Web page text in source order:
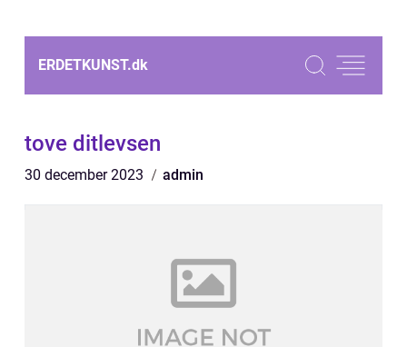
ERDETKUNST.dk
tove ditlevsen
30 december 2023 admin